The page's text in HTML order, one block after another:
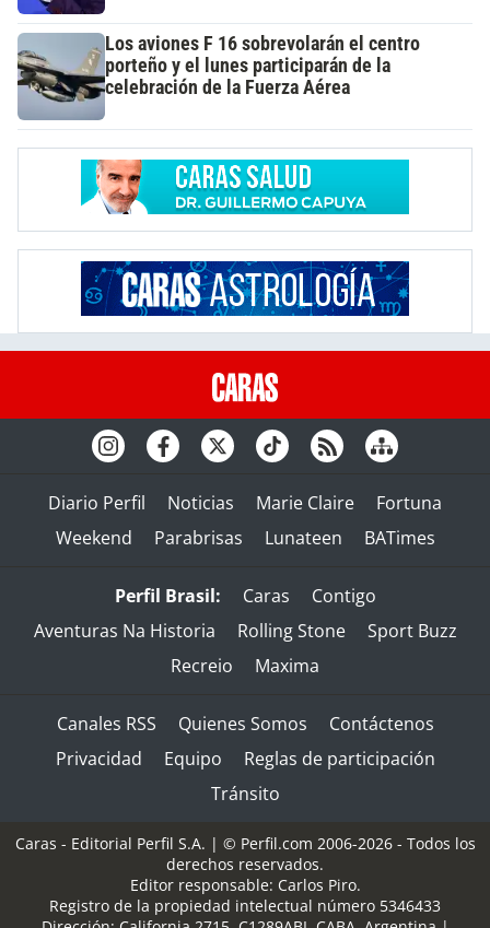
Los aviones F 16 sobrevolarán el centro
porteño y el lunes participarán de la
celebración de la Fuerza Aérea
Diario Perfil Noticias Marie Claire
Fortuna
Weekend
Parabrisas Lunateen BATimes
Perfil Brasil: Caras
Contigo
Aventuras Na Historia
Rolling Stone
Sport Buzz
Recreio
Maxima
Canales RSS Quienes Somos
Contáctenos
Privacidad
Equipo
Reglas de participación
Tránsito
Caras - Editorial Perfil S.A. | © Perfil.com 2006-2026 - Todos los
derechos reservados.
Editor responsable: Carlos Piro.
Registro de la propiedad intelectual número 5346433